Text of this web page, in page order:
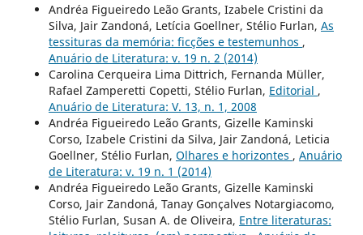
Andréa Figueiredo Leão Grants, Izabele Cristini da
Silva, Jair Zandoná, Letícia Goellner, Stélio Furlan, As
tessituras da memória: ficções e testemunhos ,
Anuário de Literatura: v. 19 n. 2 (2014)
Carolina Cerqueira Lima Dittrich, Fernanda Müller,
Rafael Zamperetti Copetti, Stélio Furlan, Editorial ,
Anuário de Literatura: V. 13, n. 1, 2008
Andréa Figueiredo Leão Grants, Gizelle Kaminski
Corso, Izabele Cristini da Silva, Jair Zandoná, Leticia
Goellner, Stélio Furlan, Olhares e horizontes , Anuário
de Literatura: v. 19 n. 1 (2014)
Andréa Figueiredo Leão Grants, Gizelle Kaminski
Corso, Jair Zandoná, Tanay Gonçalves Notargiacomo,
Stélio Furlan, Susan A. de Oliveira, Entre literaturas: